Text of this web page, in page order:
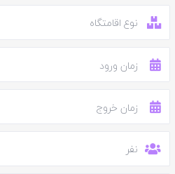
نوع اقامتگاه
نفر